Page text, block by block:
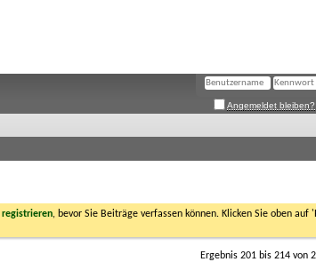
Angemeldet bleiben?
registrieren, bevor Sie Beiträge verfassen können. Klicken Sie oben
Ergebnis 201 bis 214 von